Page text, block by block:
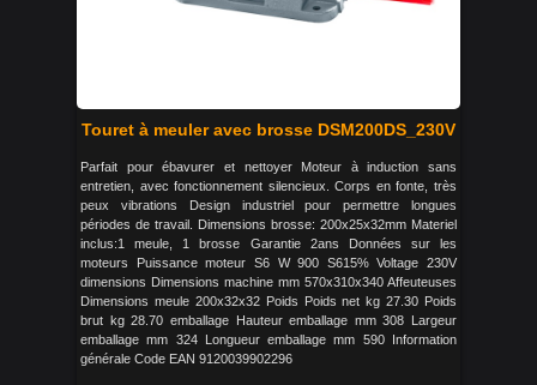
Touret à meuler avec brosse DSM200DS_230V
Parfait pour ébavurer et nettoyer Moteur à induction sans
entretien, avec fonctionnement silencieux. Corps en fonte, très
peux vibrations Design industriel pour permettre longues
périodes de travail. Dimensions brosse: 200x25x32mm Materiel
inclus:1 meule, 1 brosse Garantie 2ans Données sur les
moteurs Puissance moteur S6 W 900 S615% Voltage 230V
dimensions Dimensions machine mm 570x310x340 Affeuteuses
Dimensions meule 200x32x32 Poids Poids net kg 27.30 Poids
brut kg 28.70 emballage Hauteur emballage mm 308 Largeur
emballage mm 324 Longueur emballage mm 590 Information
générale Code EAN 9120039902296